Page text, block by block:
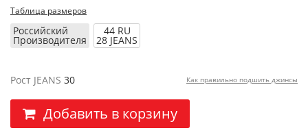
Таблица размеров
Российский
Производителя
44 RU
28 JEANS
Рост JEANS 30 Как правильно подшить джинсы
Добавить в корзину